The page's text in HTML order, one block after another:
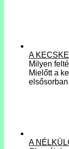
A
Milyen
Mielőtt a
A